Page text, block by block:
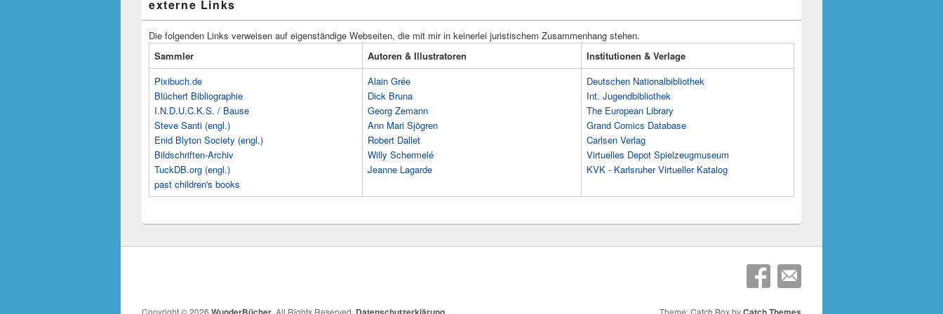
externe Links
Die folgenden Links verweisen auf eigenständige Webseiten, die mit mir in keinerlei juristischem Zusammenhang stehen.
Sammler
Autoren & Illustratoren
Institutionen & Verlage
Pixibuch.de
Blüchert Bibliographie
I.N.D.U.C.K.S. / Bause
Steve Santi (engl.)
Enid Blyton Society (engl.)
Bildschriften-Archiv
TuckDB.org (engl.)
past children's books
Alain Grée
Dick Bruna
Georg Zemann
Ann Mari Sjögren
Robert Dallet
Willy Schermelé
Jeanne Lagarde
Deutschen Nationalbibliothek
Int. Jugendbibliothek
The European Library
Grand Comics Database
Carlsen Verlag
Virtuelles Depot Spielzeugmuseum
KVK - Karlsruher Virtueller Katalog
Copyright © 2026 . All Rights Reserved. Theme: Catch Box by